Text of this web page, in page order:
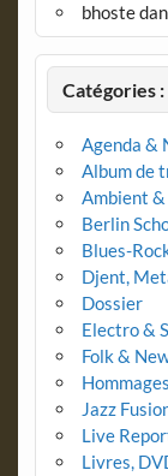
bhoste
Catégories :
Agenda &
Album de
Ambient
Berlin
Blues-
Djent,
Dossier
Electro &
Folk &
Hommages
Jazz
Live
Livres,